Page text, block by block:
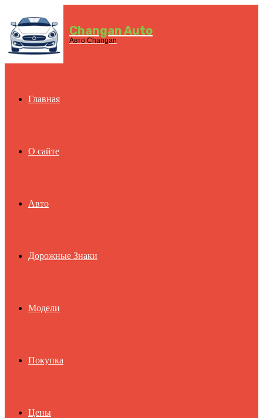
Menu Changan Auto
Авто Changan
Главная
О сайте
Авто
Дорожные Знаки
Модели
Покупка
Цены